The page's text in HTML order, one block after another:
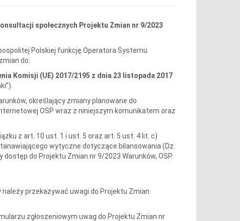
społecznych Projektu Zmian nr 9/2023
Polskiej funkcję Operatora Systemu
do:
Komisji (UE) 2017/2195 z dnia 23 listopada 2017
określający zmiany planowane do
OSP wraz z niniejszym komunikatem oraz
z art. 10 ust. 1 i ust. 5 oraz art. 5 ust. 4 lit. c)
wytyczne dotyczące bilansowania (Dz.
dostęp do Projektu Zmian nr 9/2023 Warunków, OSP
należy przekazywać uwagi do Projektu Zmian
zgłoszeniowym uwag do Projektu Zmian nr